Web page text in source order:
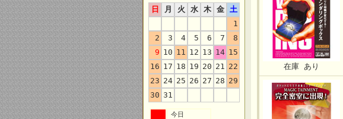
日
月 火 水 木 金
土
1
2
3 4 5 6 7
8
9 10 11 12 13 14 15
16 17 18 19 20 21
22
23 24 25 26 27 28 29
30 31
今日
在庫 あり